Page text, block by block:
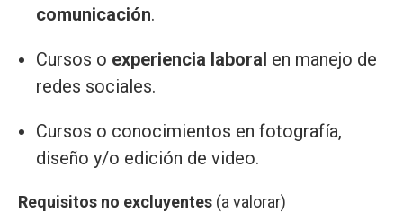
comunicación.
Cursos o experiencia laboral en manejo de
redes sociales.
Cursos o conocimientos en fotografía,
diseño y/o edición de video.
Requisitos no excluyentes (a valorar)